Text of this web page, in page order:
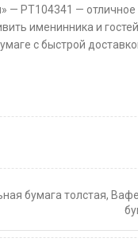
— PT104341 —
именинника и
с быстрой
бумага толстая,